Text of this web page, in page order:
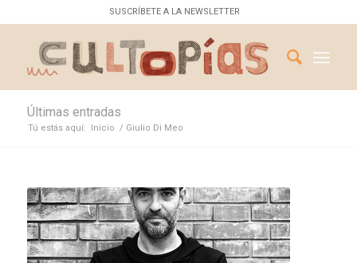
SUSCRÍBETE A LA NEWSLETTER
Últimas entradas
Tú estás aquí: Inicio / Giulio Di Meo